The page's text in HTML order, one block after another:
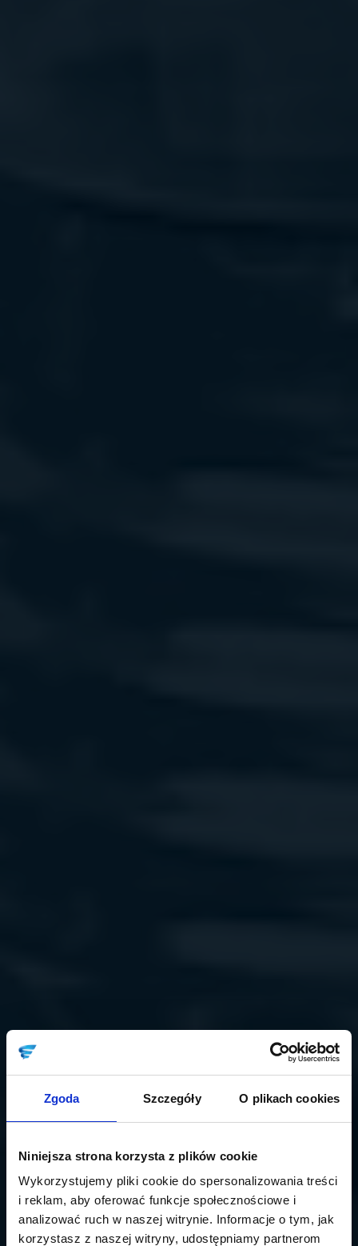
Zgoda Szczegóły O plikach cookies
Niniejsza strona korzysta z plików cookie
Wykorzystujemy pliki cookie do spersonalizowania treści
i reklam, aby oferować funkcje społecznościowe i
analizować ruch w naszej witrynie. Informacje o tym, jak
korzystasz z naszej witryny, udostępniamy partnerom